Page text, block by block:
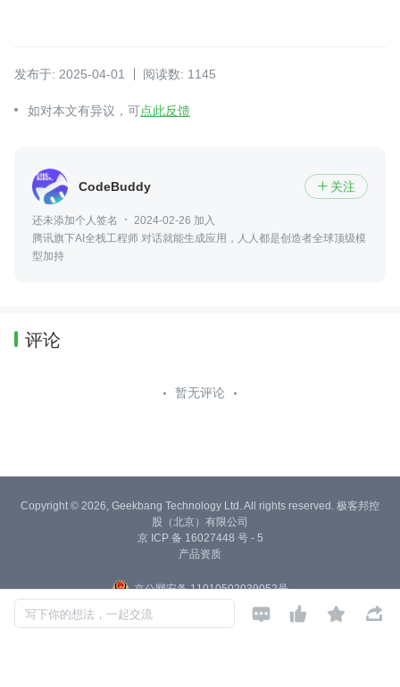
发布于: 2025-04-01 阅读数: 1145
如对本文有异议，可点此反馈
CodeBuddy  关注
还未添加个人签名
2024-02-26 加入
腾讯旗下AI全栈工程师 对话就能生成应用，人人都是创造者全球顶级模
型加持
评论
暂无评论
写下你的想法，一起交流    
Copyright © 2026, Geekbang Technology Ltd. All rights reserved. 极客邦控
股（北京）有限公司
京 ICP 备 16027448 号 - 5
产品资质
京公网安备 11010502039052号